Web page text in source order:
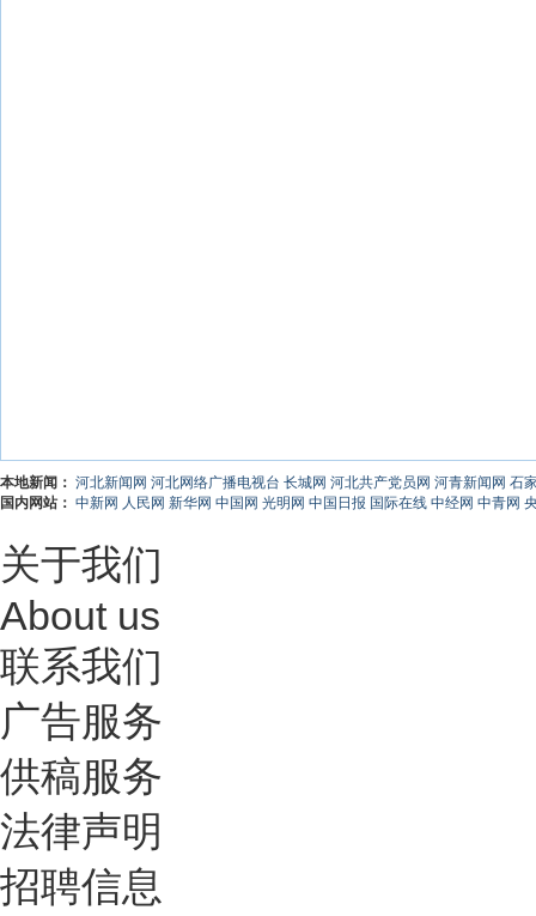
本地新闻： 河北新闻网 河北网络广播电视台 长城网 河北共产党员网 河青新闻网 石
国内网站： 中新网 人民网 新华网 中国网 光明网 中国日报 国际在线 中经网 中青网
关于我们
About us
联系我们
广告服务
供稿服务
法律声明
招聘信息